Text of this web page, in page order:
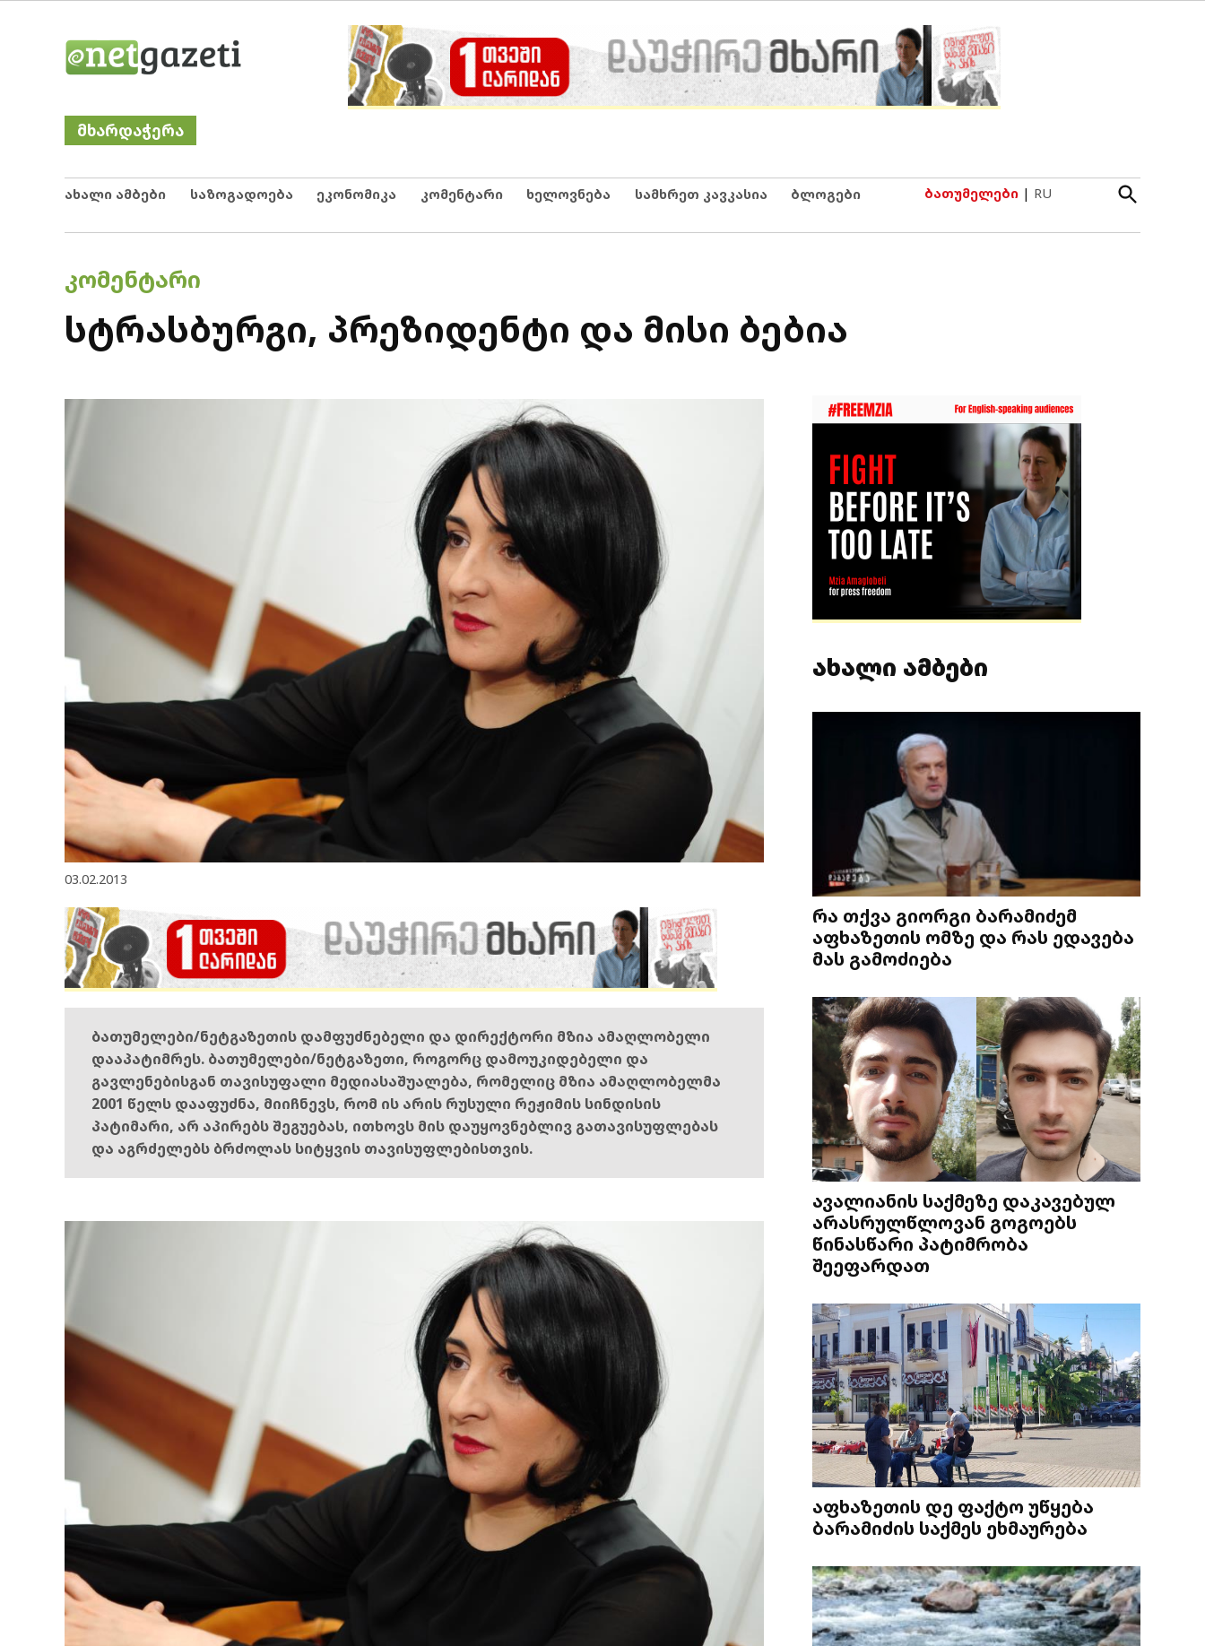
Netgazeti
მხარდაჭერა
ახალი ამბები საზოგადოება ეკონომიკა კომენტარი ხელოვნება სამხრეთ კავკასია ბლოგები ბათუმელები | RU
Open
Search
POSTED
ᲙᲝᲛᲔᲜᲢᲐᲠᲘ
სტრასბურგი, პრეზიდენტი და მისი ბებია
03.02.2013
ბათუმელები/ნეტგაზეთის დამფუძნებელი და დირექტორი მზია ამაღლობელი
დააპატიმრეს. ბათუმელები/ნეტგაზეთი, როგორც დამოუკიდებელი და
გავლენებისგან თავისუფალი მედიასაშუალება, რომელიც მზია ამაღლობელმა
2001 წელს დააფუძნა, მიიჩნევს, რომ ის არის რუსული რეჟიმის სინდისის
პატიმარი, არ აპირებს შეგუებას, ითხოვს მის დაუყოვნებლივ გათავისუფლებას
და აგრძელებს ბრძოლას სიტყვის თავისუფლებისთვის.
ახალი ამბები
რა თქვა გიორგი ბარამიძემ
აფხაზეთის ომზე და რას ედავება
მას გამოძიება
ავალიანის საქმეზე დაკავებულ
არასრულწლოვან გოგოებს
წინასწარი პატიმრობა
შეეფარდათ
აფხაზეთის დე ფაქტო უწყება
ბარამიძის საქმეს ეხმაურება